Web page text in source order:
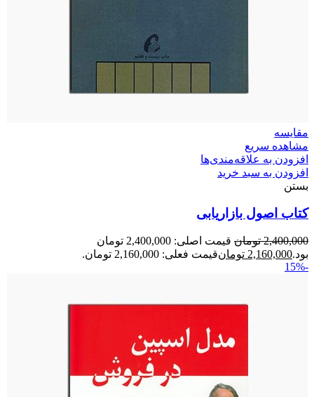
مقایسه
مشاهده سریع
افزودن به علاقه‌مندی‌ها
افزودن به سبد خرید
بستن
کتاب اصول بازاریابی
2,400,000 تومان
قیمت اصلی: 2,400,000 تومان
بود.2,160,000 تومانقیمت فعلی: 2,160,000 تومان.
-15%